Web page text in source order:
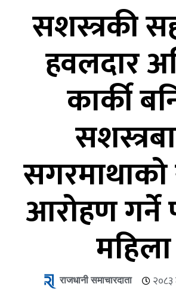
सशस्त्रकी
हवलदार
कार्की
आरोहण गर्ने
महिला
राजधानी समाचारदाता